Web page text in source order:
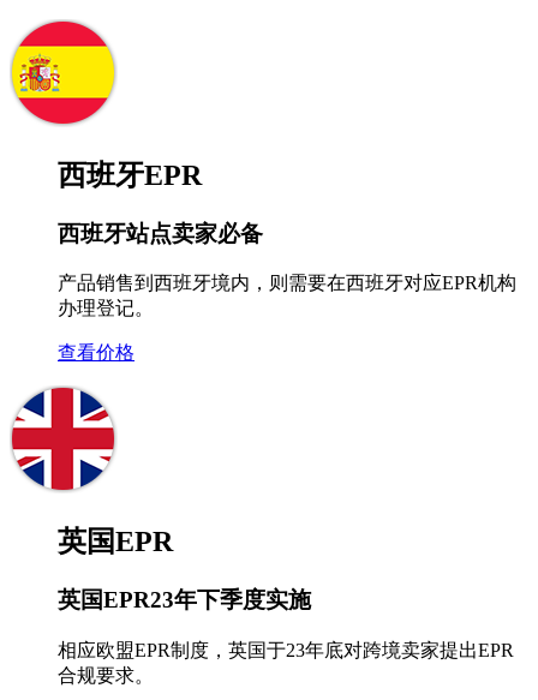
西班牙EPR
西班牙站点卖家必备
产品销售到西班牙境内，则需要在西班牙对应EPR机构
办理登记。
查看价格
英国EPR
英国EPR23年下季度实施
相应欧盟EPR制度，英国于23年底对跨境卖家提出EPR
合规要求。